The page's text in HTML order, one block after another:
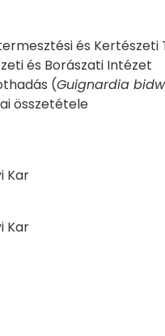
és
és Borászati Intézet
(Guignardia
összetétele
Kar
Kar